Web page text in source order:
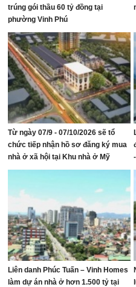
trúng gói thầu 60 tỷ đồng tại
phường Vinh Phú
Từ ngày 07/9 - 07/10/2026 sẽ tổ
chức tiếp nhận hồ sơ đăng ký mua
nhà ở xã hội tại Khu nhà ở Mỹ
Thượng, phường Vinh Lộc
Liên danh Phúc Tuấn – Vinh Homes
làm dự án nhà ở hơn 1.500 tỷ tại